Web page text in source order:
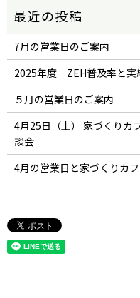
7月の営業日のご案内
2025年度 ZEH普及率と実
５月の営業日のご案内
4月25日（土） 家づくりカ
談会
4月の営業日と家づくりカ